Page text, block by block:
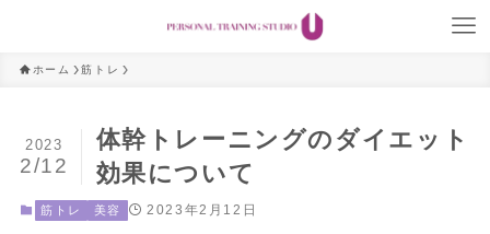
ホーム 筋トレ
体幹トレーニングのダイエット
効果について
2023
2/12
筋トレ 美容 2023年2月12日